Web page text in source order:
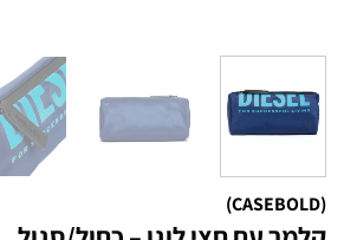
(CASEBOLD)